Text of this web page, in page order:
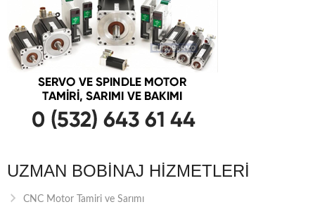
UZMAN BOBINAJ HIZMETLERI
CNC Motor Tamiri ve Sarımı